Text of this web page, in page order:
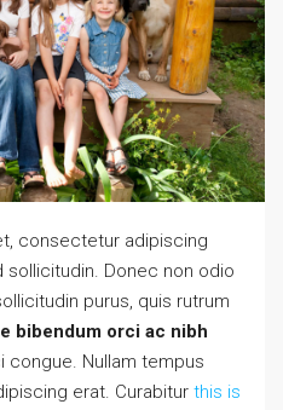
consectetur adipiscing
Donec non odio
purus, quis rutrum
bibendum orci ac nibh
congue. Nullam tempus
erat. Curabitur this is